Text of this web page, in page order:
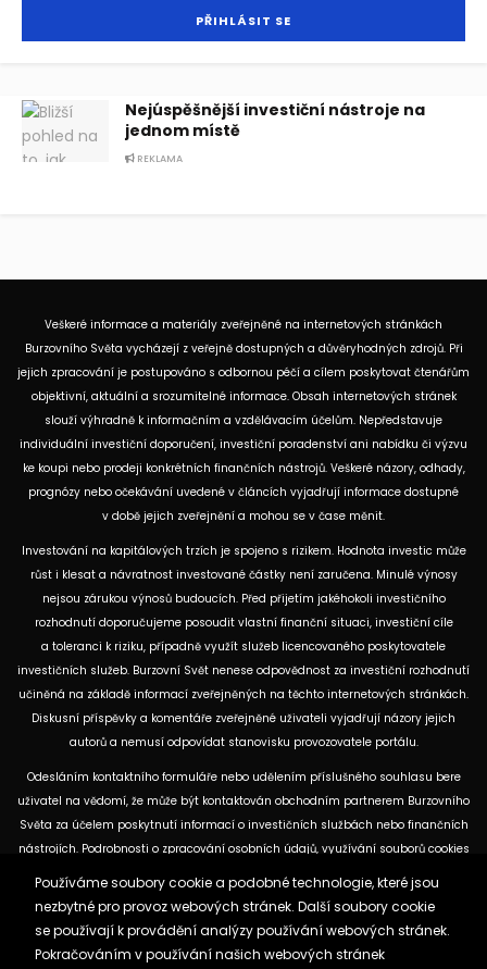
Nejúspěšnější investiční nástroje na
jednom místě
REKLAMA
Veškeré informace a materiály zveřejněné na internetových stránkách
Burzovního Světa vycházejí z veřejně dostupných a důvěryhodných zdrojů. Při
jejich zpracování je postupováno s odbornou péčí a cílem poskytovat čtenářům
objektivní, aktuální a srozumitelné informace. Obsah internetových stránek
slouží výhradně k informačním a vzdělávacím účelům. Nepředstavuje
individuální investiční doporučení, investiční poradenství ani nabídku či výzvu
ke koupi nebo prodeji konkrétních finančních nástrojů. Veškeré názory, odhady,
prognózy nebo očekávání uvedené v článcích vyjadřují informace dostupné
v době jejich zveřejnění a mohou se v čase měnit.
Investování na kapitálových trzích je spojeno s rizikem. Hodnota investic může
růst i klesat a návratnost investované částky není zaručena. Minulé výnosy
nejsou zárukou výnosů budoucích. Před přijetím jakéhokoli investičního
rozhodnutí doporučujeme posoudit vlastní finanční situaci, investiční cíle
a toleranci k riziku, případně využít služeb licencovaného poskytovatele
investičních služeb. Burzovní Svět nenese odpovědnost za investiční rozhodnutí
učiněná na základě informací zveřejněných na těchto internetových stránkách.
Diskusní příspěvky a komentáře zveřejněné uživateli vyjadřují názory jejich
autorů a nemusí odpovídat stanovisku provozovatele portálu.
Odesláním kontaktního formuláře nebo udělením příslušného souhlasu bere
uživatel na vědomí, že může být kontaktován obchodním partnerem Burzovního
Světa za účelem poskytnutí informací o investičních službách nebo finančních
nástrojích. Podrobnosti o zpracování osobních údajů, využívání souborů cookies
dostupných na těchto internetových stránkách. U jednotlivých článků mohou
být uvedeny informace o použitých zdrojích, datu původní analýzy nebo datu,
ke kterému se vztahují uvedené tržní údaje.
Používáme soubory cookie a podobné technologie, které jsou
nezbytné pro provoz webových stránek. Další soubory cookie
se používají k provádění analýzy používání webových stránek.
Pokračováním v používání našich webových stránek